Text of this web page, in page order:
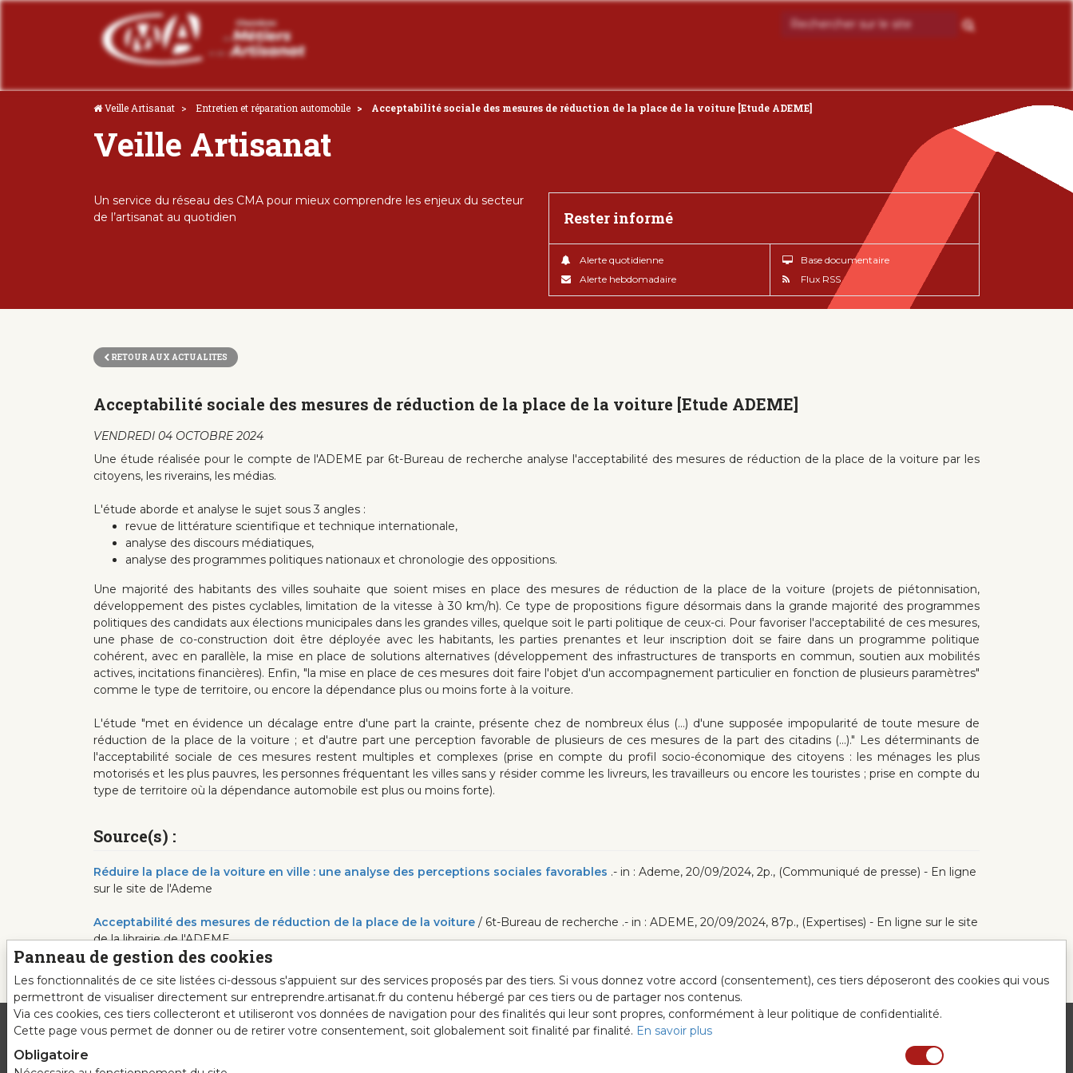
Veille Artisanat Entretien et réparation automobile Acceptabilité sociale des mesures de réduction de la place de la voiture [Etude ADEME]
Veille Artisanat
Un service du réseau des CMA pour mieux comprendre les enjeux du secteur
de l’artisanat au quotidien
Rester informé
Alerte quotidienne
Alerte hebdomadaire
Base documentaire
Flux RSS
RETOUR AUX ACTUALITES
Acceptabilité sociale des mesures de réduction de la place de la voiture [Etude ADEME]
VENDREDI 04 OCTOBRE 2024
Une étude réalisée pour le compte de l'ADEME par 6t-Bureau de recherche analyse l'acceptabilité des mesures de réduction de la place de la voiture par les
citoyens, les riverains, les médias.
L'étude aborde et analyse le sujet sous 3 angles :
revue de littérature scientifique et technique internationale,
analyse des discours médiatiques,
analyse des programmes politiques nationaux et chronologie des oppositions.
Une majorité des habitants des villes souhaite que soient mises en place des mesures de réduction de la place de la voiture (projets de piétonnisation,
développement des pistes cyclables, limitation de la vitesse à 30 km/h). Ce type de propositions figure désormais dans la grande majorité des programmes
politiques des candidats aux élections municipales dans les grandes villes, quelque soit le parti politique de ceux-ci. Pour favoriser l'acceptabilité de ces mesures,
une phase de co-construction doit être déployée avec les habitants, les parties prenantes et leur inscription doit se faire dans un programme politique
cohérent, avec en parallèle, la mise en place de solutions alternatives (développement des infrastructures de transports en commun, soutien aux mobilités
actives, incitations financières). Enfin, "la mise en place de ces mesures doit faire l'objet d'un accompagnement particulier en fonction de plusieurs paramètres"
comme le type de territoire, ou encore la dépendance plus ou moins forte à la voiture.
L'étude "met en évidence un décalage entre d'une part la crainte, présente chez de nombreux élus (...) d'une supposée impopularité de toute mesure de
réduction de la place de la voiture ; et d'autre part une perception favorable de plusieurs de ces mesures de la part des citadins (...)." Les déterminants de
l'acceptabilité sociale de ces mesures restent multiples et complexes (prise en compte du profil socio-économique des citoyens : les ménages les plus
motorisés et les plus pauvres, les personnes fréquentant les villes sans y résider comme les livreurs, les travailleurs ou encore les touristes ; prise en compte du
type de territoire où la dépendance automobile est plus ou moins forte).
Source(s) :
Réduire la place de la voiture en ville : une analyse des perceptions sociales favorables .- in : Ademe, 20/09/2024, 2p., (Communiqué de presse) - En ligne
sur le site de l'Ademe
Acceptabilité des mesures de réduction de la place de la voiture / 6t-Bureau de recherche .- in : ADEME, 20/09/2024, 87p., (Expertises) - En ligne sur le site
de la librairie de l'ADEME
Panneau de gestion des cookies
Les fonctionnalités de ce site listées ci-dessous s'appuient sur des services proposés par des tiers. Si vous donnez votre accord (consentement), ces tiers déposeront des cookies qui vous
permettront de visualiser directement sur entreprendre.artisanat.fr du contenu hébergé par ces tiers ou de partager nos contenus.
Via ces cookies, ces tiers collecteront et utiliseront vos données de navigation pour des finalités qui leur sont propres, conformément à leur politique de confidentialité.
Cette page vous permet de donner ou de retirer votre consentement, soit globalement soit finalité par finalité. En savoir plus
Obligatoire